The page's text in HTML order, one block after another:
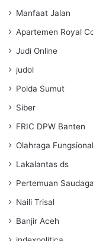
Manfaat Jalan
Apartemen Royal
Judi Online
judol
Polda Sumut
Siber
FRIC DPW Banten
Olahraga Fungsional
Lakalantas ds
Pertemuan
Naili Trisal
Banjir Aceh